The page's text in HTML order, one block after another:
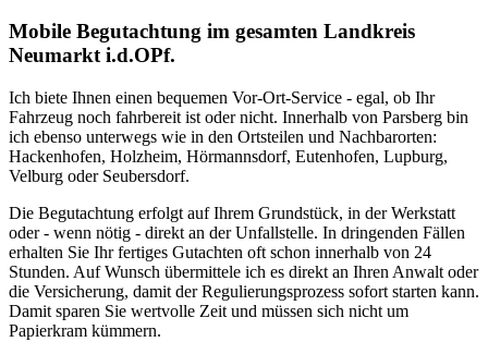
Mobile Begutachtung im gesamten Landkreis
Neumarkt i.d.OPf.
Ich biete Ihnen einen bequemen Vor-Ort-Service - egal, ob Ihr
Fahrzeug noch fahrbereit ist oder nicht. Innerhalb von Parsberg bin
ich ebenso unterwegs wie in den Ortsteilen und Nachbarorten:
Hackenhofen, Holzheim, Hörmannsdorf, Eutenhofen, Lupburg,
Velburg oder Seubersdorf.
Die Begutachtung erfolgt auf Ihrem Grundstück, in der Werkstatt
oder - wenn nötig - direkt an der Unfallstelle. In dringenden Fällen
erhalten Sie Ihr fertiges Gutachten oft schon innerhalb von 24
Stunden. Auf Wunsch übermittele ich es direkt an Ihren Anwalt oder
die Versicherung, damit der Regulierungsprozess sofort starten kann.
Damit sparen Sie wertvolle Zeit und müssen sich nicht um
Papierkram kümmern.